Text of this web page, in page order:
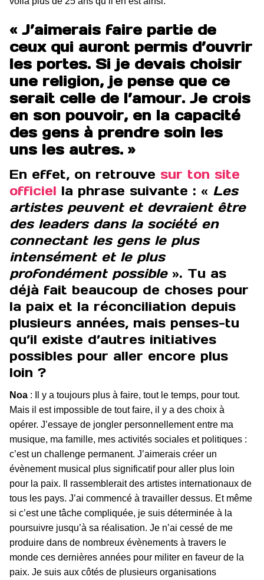
« J’aimerais faire partie de
ceux qui auront permis d’ouvrir
les portes. Si je devais choisir
une religion, je pense que ce
serait celle de l’amour. Je crois
en son pouvoir, en la capacité
des gens à prendre soin les
uns les autres. »
En effet, on retrouve sur ton site
officiel la phrase suivante : « Les
artistes peuvent et devraient être
des leaders dans la société en
connectant les gens le plus
intensément et le plus
profondément possible». Tu as
déjà fait beaucoup de choses pour
la paix et la réconciliation depuis
plusieurs années, mais penses-tu
qu’il existe d’autres initiatives
possibles pour aller encore plus
loin ?
Noa : Il y a toujours plus à faire, tout le temps, pour tout.
Mais il est impossible de tout faire, il y a des choix à
opérer. J’essaye de jongler personnellement entre ma
musique, ma famille, mes activités sociales et politiques :
c’est un challenge permanent. J’aimerais créer un
évènement musical plus significatif pour aller plus loin
pour la paix. Il rassemblerait des artistes internationaux de
tous les pays. J’ai commencé à travailler dessus. Et même
si c’est une tâche compliquée, je suis déterminée à la
poursuivre jusqu’à sa réalisation. Je n’ai cessé de me
produire dans de nombreux évènements à travers le
monde ces dernières années pour militer en faveur de la
paix. Je suis aux côtés de plusieurs organisations